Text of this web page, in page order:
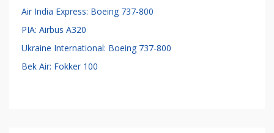
Air India Express: Boeing 737-800
PIA: Airbus A320
Ukraine International: Boeing 737-800
Bek Air: Fokker 100